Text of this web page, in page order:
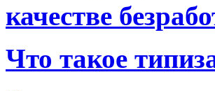
качестве
Что такое